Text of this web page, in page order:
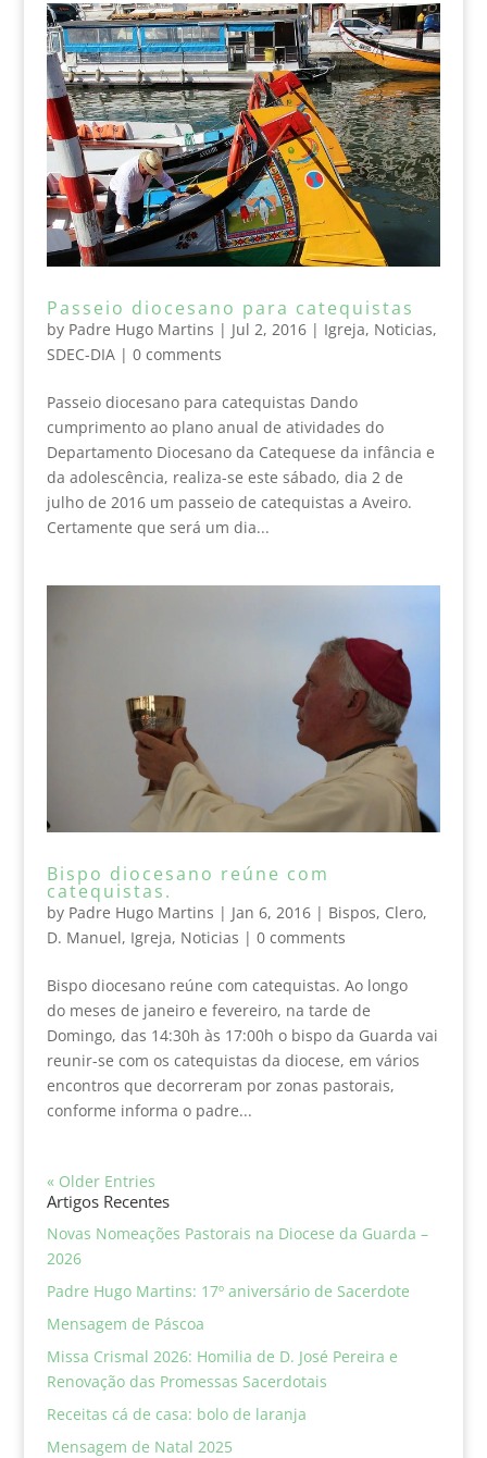
Passeio diocesano para catequistas
by Padre Hugo Martins | Jul 2, 2016| Igreja, Noticias,
SDEC-DIA| 0 comments
Passeio diocesano para catequistas Dando
cumprimento ao plano anual de atividades do
Departamento Diocesano da Catequese da infância e
da adolescência, realiza-se este sábado, dia 2 de
julho de 2016 um passeio de catequistas a Aveiro.
Certamente que será um dia...
Bispo diocesano reúne com
catequistas.
by Padre Hugo Martins | Jan 6, 2016| Bispos, Clero,
D. Manuel, Igreja, Noticias | 0 comments
Bispo diocesano reúne com catequistas. Ao longo
do meses de janeiro e fevereiro, na tarde de
Domingo, das 14:30h às 17:00h o bispo da Guarda vai
reunir-se com os catequistas da diocese, em vários
encontros que decorreram por zonas pastorais,
conforme informa o padre...
« Older Entries
Artigos Recentes
Novas Nomeações Pastorais na Diocese da Guarda –
2026
Padre Hugo Martins: 17º aniversário de Sacerdote
Mensagem de Páscoa
Missa Crismal 2026: Homilia de D. José Pereira e
Renovação das Promessas Sacerdotais
Receitas cá de casa: bolo de laranja
Mensagem de Natal 2025